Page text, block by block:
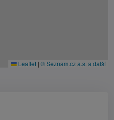
Leaflet | © Seznam.cz a.s. a další